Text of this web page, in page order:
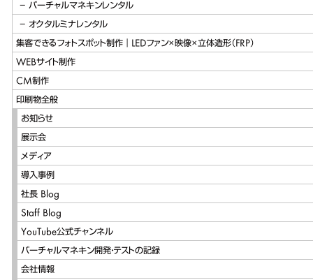
バーチャルマネキンレンタル
オクタルミナレンタル
集客できるフォトスポット制作｜LEDファン×映像×立体造形（FRP）
WEBサイト制作
CM制作
印刷物全般
お知らせ
展示会
メディア
導入事例
社長 Blog
Staff Blog
YouTube公式チャンネル
バーチャルマネキン開発・テストの記録
会社情報